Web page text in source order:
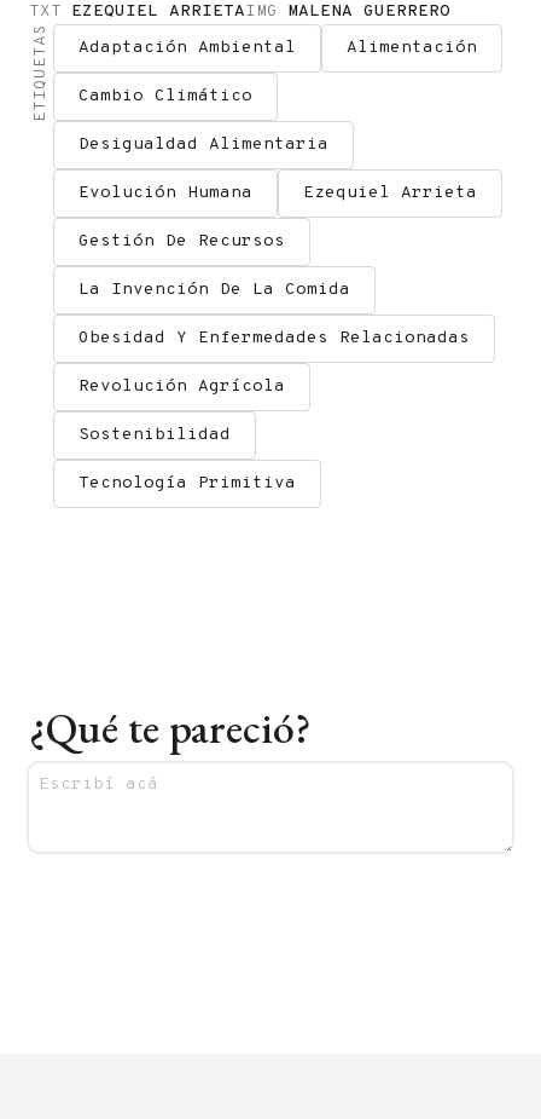
TXT EZEQUIEL ARRIETAIMG MALENA GUERRERO
ETIQUETAS Adaptación Ambiental Alimentación
Cambio Climático
Desigualdad Alimentaria
Evolución Humana Ezequiel Arrieta
Gestión De Recursos
La Invención De La Comida
Obesidad Y Enfermedades Relacionadas
Revolución Agrícola
Sostenibilidad
Tecnología Primitiva
¿Qué te pareció?